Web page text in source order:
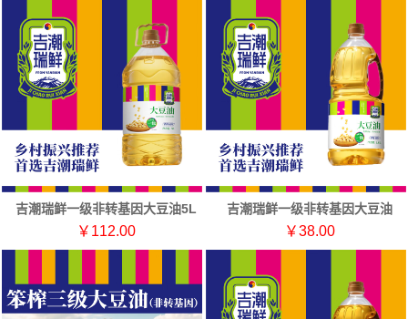
吉潮瑞鲜一级非转基因大豆油5L
￥112.00
吉潮瑞鲜一级非转基因大豆油
1.8L
￥38.00